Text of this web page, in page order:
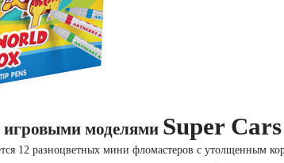
игровыми моделями Super
12 разноцветных мини фломастеров с